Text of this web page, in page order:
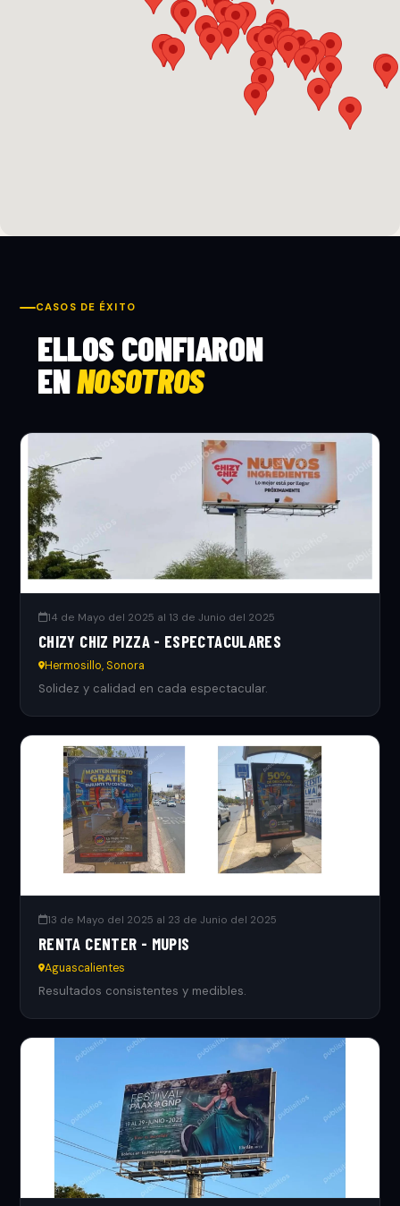
CASOS DE ÉXITO
ELLOS CONFIARON
ENNOSOTROS
14 de Mayo del 2025 al 13 de Junio del 2025
CHIZY CHIZ PIZZA - ESPECTACULARES
Hermosillo, Sonora
Solidez y calidad en cada espectacular.
13 de Mayo del 2025 al 23 de Junio del 2025
RENTA CENTER - MUPIS
Aguascalientes
Resultados consistentes y medibles.